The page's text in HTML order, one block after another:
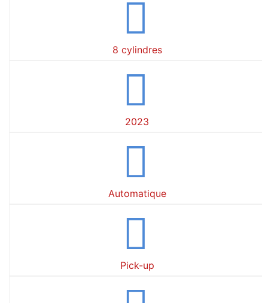
8 cylindres
2023
Automatique
Pick-up